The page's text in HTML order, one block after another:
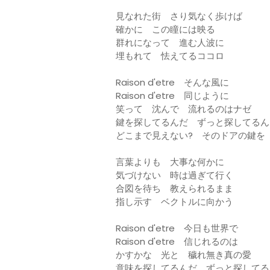
見なれた街 さり気なく歩けば
確かに この瞳には映る
群れになって 進む人波に
埋もれて 怯えてるココロ
Raison d'etre そんな風に
Raison d'etre 同じように
笑って 沈んで 流れるのはナゼ
鍵を探してるんだ ずっと探してる
どこまで見えない? そのドアの鍵を
言葉よりも 大事な何かに
気づけない 時は過ぎて行く
合図を待ち 教えられるまま
指し示す ベクトルに向かう
Raison d'etre 今日も世界で
Raison d'etre 信じれるのは
かすかな 光と 穢れ無き真の愛